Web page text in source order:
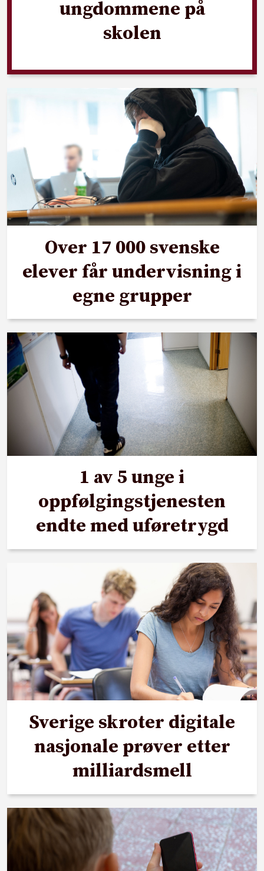
ungdommene på
skolen
Over 17 000 svenske
elever får undervisning i
egne grupper
1 av 5 unge i
oppfølgingstjenesten
endte med uføretrygd
Sverige skroter digitale
nasjonale prøver etter
milliardsmell